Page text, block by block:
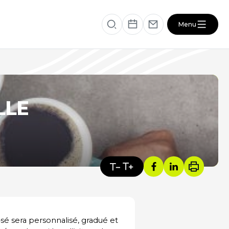
Menu
PROCHE
ACTUALITÉS DU SECTEUR
sera personnalisé, gradué et